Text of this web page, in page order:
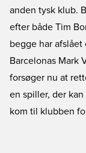
anden tysk klub.
efter både Tim
begge har
Barcelonas Mark
forsøger nu at
en spiller, der
kom til klubben